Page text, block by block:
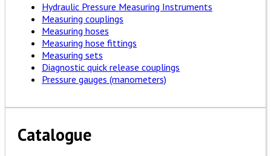
Hydraulic Pressure Measuring Instruments
Measuring couplings
Measuring hoses
Measuring hose fittings
Measuring sets
Diagnostic quick release couplings
Pressure gauges (manometers)
Catalogue